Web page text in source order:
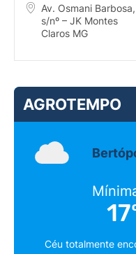
Av. Osmani Barbosa,
s/nº – JK Montes
Claros MG
AGROTEMPO
Céu totalmente